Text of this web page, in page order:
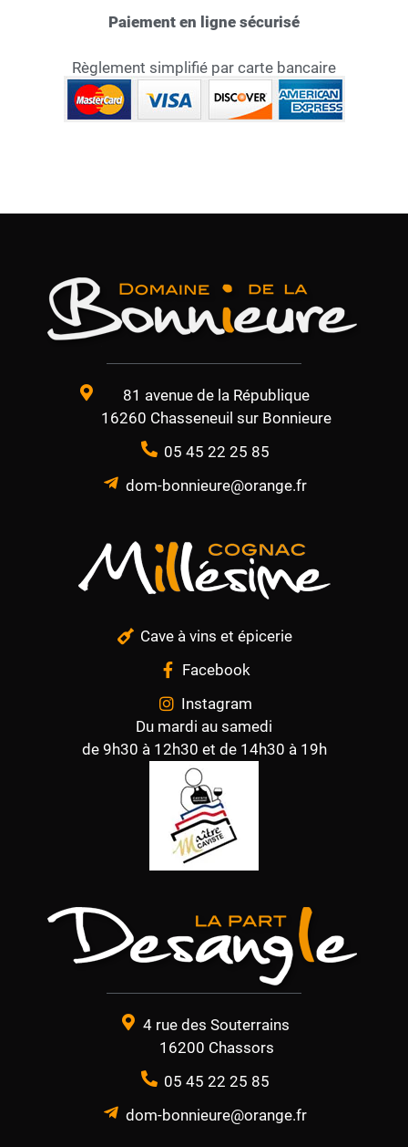
Paiement en ligne sécurisé
Règlement simplifié par carte bancaire
81 avenue de la République
16260 Chasseneuil sur Bonnieure
05 45 22 25 85
dom-bonnieure@orange.fr
Cave à vins et épicerie
Facebook
Instagram
Du mardi au samedi
de 9h30 à 12h30 et de 14h30 à 19h
4 rue des Souterrains
16200 Chassors
05 45 22 25 85
dom-bonnieure@orange.fr